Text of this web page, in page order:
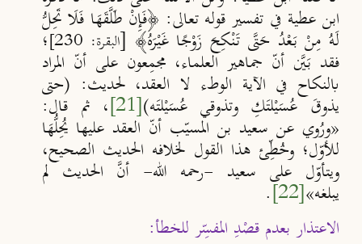
ابن عطية في تفسير قوله تعالى: ﴿فَإِنْ طَلَّقَهَا فَلَا تَحِلُّ
لَهُ مِنْ بَعْدُ حَتَّى تَنْكِحَ زَوْجًا غَيْرَهُ﴾ [البقرة: 230] ؛
فقد بَي َن أن جماهير العلماء، مجمِعون على أن المراد
بالنكاح في الآية الوطء لا العقد، لحديث: (حتى
يذوقَ عُسَيْلتَكِ وتذوقي عُسَيْلتَه)[21] ، ثم قال:
«ورُوي عن سعيد بن المسيب أن العقد عليها يُحِلُهَا
للأول؛ وخُطِئ هذا القول لخلافه الحديث الصحيح،
ويتأول على سعيد -رحمه الله- أن َ الحديث لم
يبلغه»[22]
.
الاعتذار بعدم قصْدِ المفسِّر للخطأ: